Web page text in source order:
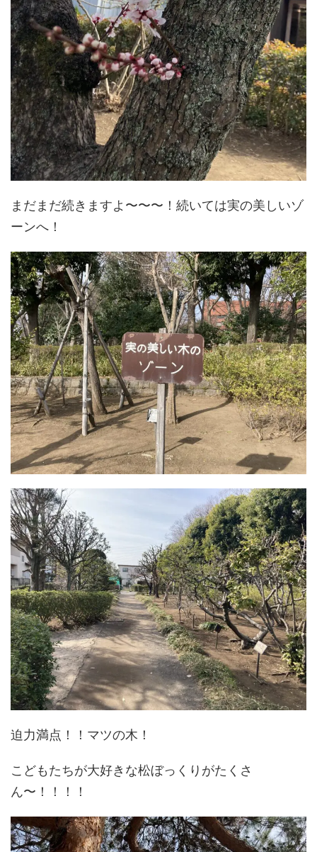
まだまだ続きますよ〜〜〜！続いては実の美しいゾ
ーンへ！
迫力満点！！マツの木！
こどもたちが大好きな松ぼっくりがたくさ
ん〜！！！！